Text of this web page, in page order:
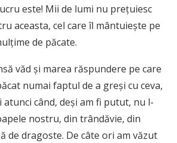
este! Mii de lumi nu prețuiesc
aceasta, cel care îl mântuiește pe
de păcate.
văd și marea răspundere pe care
numai faptul de a greși cu ceva,
atunci când, deși am fi putut, nu l-
nostru, din trândăvie, din
de dragoste. De câte ori am văzut